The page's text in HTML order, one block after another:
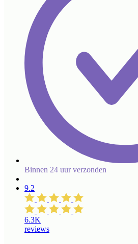
Binnen 24 uur verzonden
9.2
6.3K
reviews